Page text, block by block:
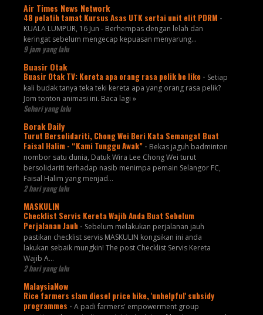
Air Times News Network
48 pelatih tamat Kursus Asas UTK sertai unit elit PDRM -
KUALA LUMPUR, 16 Jun - Berhempas dengan lelah dan
keringat sebelum mengecap kepuasan menyarung…
9 jam yang lalu
Buasir Otak
Buasir Otak TV: Kereta apa orang rasa pelik be like - Setiap
kali budak tanya teka teki kereta apa yang orang rasa pelik?
Jom tonton animasi ini. Baca lagi »
Sehari yang lalu
Borak Daily
Turut Bersolidariti, Chong Wei Beri Kata Semangat Buat
Faisal Halim - “Kami Tunggu Awak” - Bekas jaguh badminton
nombor satu dunia, Datuk Wira Lee Chong Wei turut
bersolidariti terhadap nasib menimpa pemain Selangor FC,
Faisal Halim yang menjad...
2 hari yang lalu
MASKULIN
Checklist Servis Kereta Wajib Anda Buat Sebelum
Perjalanan Jauh - Sebelum melakukan perjalanan jauh
pastikan checklist servis MASKULIN kongsikan ini anda
lakukan sebaik mungkin! The post Checklist Servis Kereta
Wajib A...
2 hari yang lalu
MalaysiaNow
Rice farmers slam diesel price hike, 'unhelpful' subsidy
programmes - A padi farmers' empowerment group